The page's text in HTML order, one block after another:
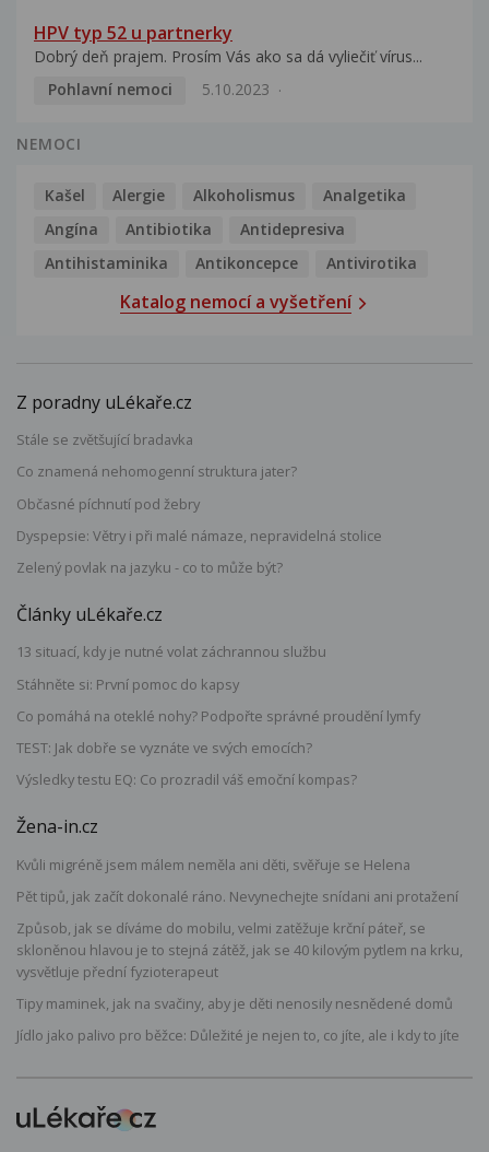
HPV typ 52 u partnerky
Dobrý deň prajem. Prosím Vás ako sa dá vyliečiť vírus...
Pohlavní nemoci
5.10.2023
NEMOCI
Kašel Alergie Alkoholismus
Analgetika
Angína
Antibiotika
Antidepresiva
Antihistaminika
Antikoncepce Antivirotika
Katalog nemocí a vyšetření
Z poradny uLékaře.cz
Stále se zvětšující bradavka
Co znamená nehomogenní struktura jater?
Občasné píchnutí pod žebry
Dyspepsie: Větry i při malé námaze, nepravidelná stolice
Zelený povlak na jazyku - co to může být?
Články uLékaře.cz
13 situací, kdy je nutné volat záchrannou službu
Stáhněte si: První pomoc do kapsy
Co pomáhá na oteklé nohy? Podpořte správné proudění lymfy
TEST: Jak dobře se vyznáte ve svých emocích?
Výsledky testu EQ: Co prozradil váš emoční kompas?
Žena-in.cz
Kvůli migréně jsem málem neměla ani děti, svěřuje se Helena
Pět tipů, jak začít dokonalé ráno. Nevynechejte snídani ani protažení
Způsob, jak se díváme do mobilu, velmi zatěžuje krční páteř, se
skloněnou hlavou je to stejná zátěž, jak se 40 kilovým pytlem na krku,
vysvětluje přední fyzioterapeut
Tipy maminek, jak na svačiny, aby je děti nenosily nesnědené domů
Jídlo jako palivo pro běžce: Důležité je nejen to, co jíte, ale i kdy to jíte